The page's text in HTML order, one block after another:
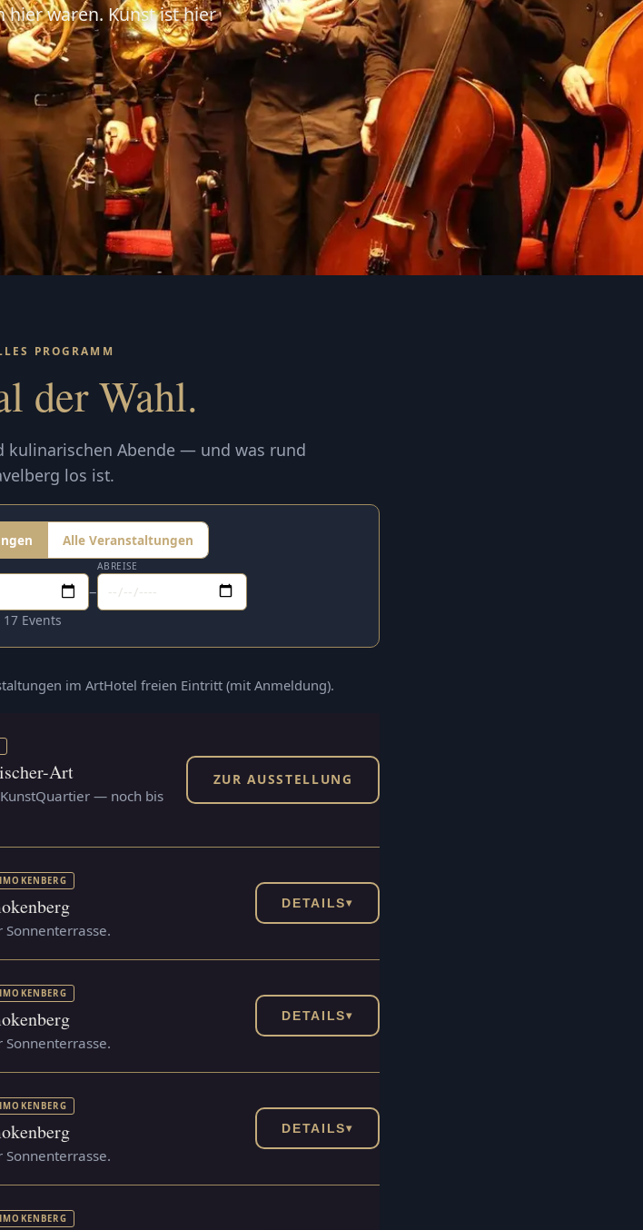
hier waren. Kunst ist hier
PROGRAMM
der Wahl.
kulinarischen Abende — und was rund
los ist.
Alle Veranstaltungen
–
ABREISE
17 Events
im ArtHotel freien Eintritt (mit Anmeldung).
Art
— noch bis
ZUR AUSSTELLUNG
DETAILS▾
DETAILS▾
DETAILS▾